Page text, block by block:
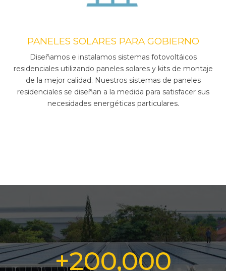
PANELES SOLARES PARA GOBIERNO
Diseñamos e instalamos sistemas fotovoltáicos
residenciales utilizando paneles solares y kits de montaje
de la mejor calidad. Nuestros sistemas de paneles
residenciales se diseñan a la medida para satisfacer sus
necesidades energéticas particulares.
+200,000